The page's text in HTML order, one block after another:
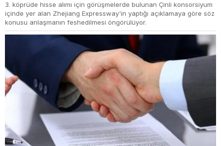
3. köprüde hisse alımı için görüşmelerde bulunan Çinli konsorsiyum
içinde yer alan Zhejiang Expressway'in yaptığı açıklamaya göre söz
konusu anlaşmanın feshedilmesi öngörülüyor.